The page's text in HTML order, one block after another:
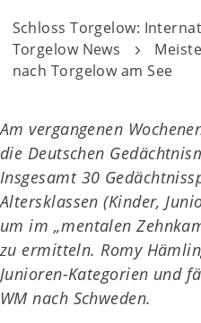
Schloss Torgelow:
Torgelow News
nach Torgelow am See
Am vergangenen
die Deutschen
Insgesamt 30
Altersklassen (Kinder,
um im „mentalen
zu ermitteln. Romy
Junioren-Kategorien und
WM nach Schweden.